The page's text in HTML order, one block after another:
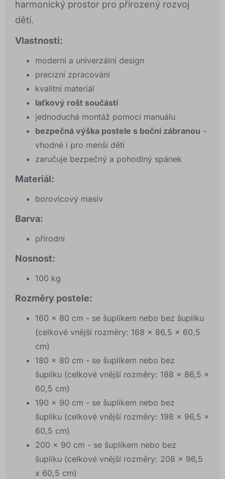
harmonický prostor pro přirozený rozvoj
dětí.
Vlastnosti:
moderní a univerzální design
precizní zpracování
kvalitní materiál
laťkový rošt součástí
jednoduchá montáž pomocí manuálu
bezpečná výška postele s boční zábranou -
vhodné i pro menší děti
zaručuje bezpečný a pohodlný spánek
Materiál:
borovicový masiv
Barva:
přírodní
Nosnost:
100 kg
Rozměry postele:
160 x 80 cm - se šuplíkem nebo bez šuplíku
(celkové vnější rozměry: 168 x 86,5 x 60,5
cm)
180 x 80 cm - se šuplíkem nebo bez
šuplíku (celkové vnější rozměry: 188 x 86,5 x
60,5 cm)
190 x 90 cm - se šuplíkem nebo bez
šuplíku (celkové vnější rozměry: 198 x 96,5 x
60,5 cm)
200 x 90 cm - se šuplíkem nebo bez
šuplíku (celkové vnější rozměry: 208 x 96,5
x 60,5 cm)